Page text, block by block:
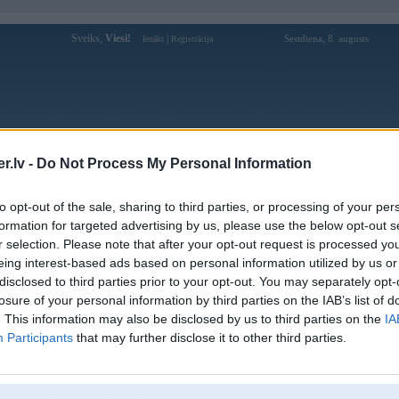
- Do Not Process My Personal Information
opt-out of the sale, sharing to third parties, or processing of your
for targeted advertising by us, please use the below opt-out
selection. Please note that after your opt-out request is processed
interest-based ads based on personal information utilized by us
to third parties prior to your opt-out. You may separately
of your personal information by third parties on the IAB’s list of
This information may also be disclosed by us to third parties on the
Participants that may further disclose it to other third parties.
Sveiks, Viesi! Ienākt Reģistrācija Sestdiena, 8. augusts
Forums Galerijas Reģistrācija Lietotāji
Lietotāja mmoogripe profils
Lietotājvārds:
mmoogripe
Ziņojumi forumā:
0
Pēdējie ziņojumi forumā